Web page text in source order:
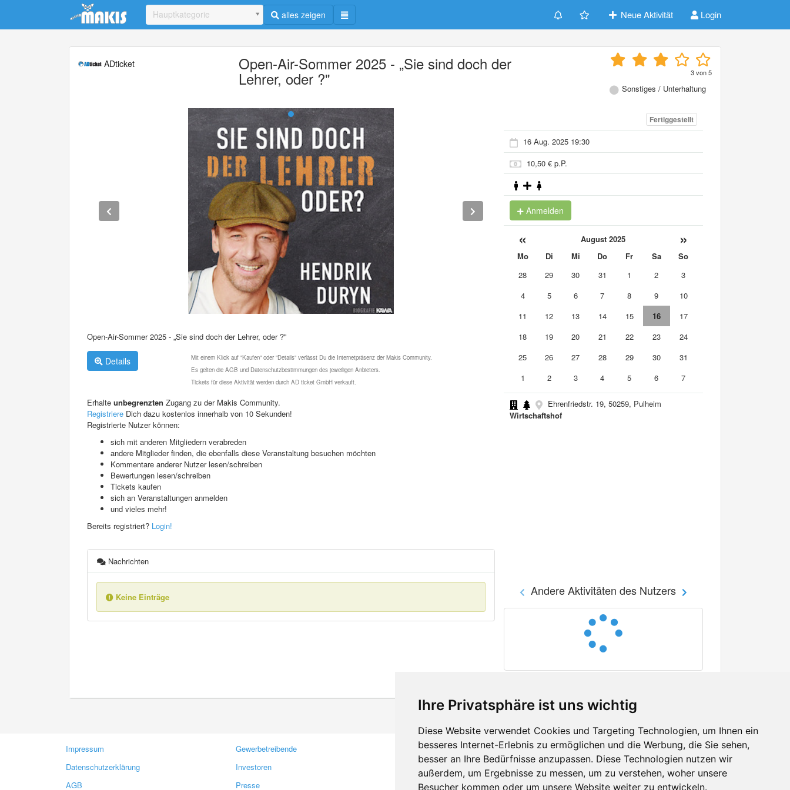
Ihre Privatsphäre ist uns wichtig
Diese Website verwendet Cookies und Targeting Technologien, um Ihnen ein
besseres Internet-Erlebnis zu ermöglichen und die Werbung, die Sie sehen,
besser an Ihre Bedürfnisse anzupassen. Diese Technologien nutzen wir
außerdem, um Ergebnisse zu messen, um zu verstehen, woher unsere
Besucher kommen oder um unsere Website weiter zu entwickeln.
Update cookies preferences
Hauptkategorie alles zeigen Neue Aktivität Login
ADticket Open-Air-Sommer 2025 - „Sie sind doch der
Lehrer, oder ?" 3von5
Sonstiges / Unterhaltung
Open-Air-Sommer 2025 - „Sie sind doch der Lehrer, oder ?"
Details
Mit einem Klick auf "Kaufen" oder "Details" verlässt Du die Internetpräsenz der Makis Community.
Es gelten die AGB und Datenschutzbestimmungen des jeweiligen Anbieters.
Tickets für diese Aktivität werden durch AD ticket GmbH verkauft.
Erhalte unbegrenzten Zugang zu der Makis Community.
Registriere Dich dazu kostenlos innerhalb von 10 Sekunden!
Registrierte Nutzer können:
sich mit anderen Mitgliedern verabreden
andere Mitglieder finden, die ebenfalls diese Veranstaltung besuchen möchten
Kommentare anderer Nutzer lesen/schreiben
Bewertungen lesen/schreiben
Tickets kaufen
sich an Veranstaltungen anmelden
und vieles mehr!
Bereits registriert? Login!
Nachrichten
Keine Einträge
Fertiggestellt
16 Aug. 2025 19:30
10,50 € p.P.
Anmelden
« August 2025 »
Mo Di Mi Do Fr Sa
So
28
29 30 31 1 2
3
4
5 6 7 8 9
10
11
12 13 14 15 16
17
18
19 20 21 22 23
24
25
26 27 28 29 30
31
1
2 3 4 5 6 7
Ehrenfriedstr. 19, 50259, Pulheim
Wirtschaftshof
Andere Aktivitäten des Nutzers
Impressum
Datenschutzerklärung
AGB
Gewerbetreibende
Investoren
Presse
Kontakt
Feedback
Fehler melden
Facebook
Twitter
YouTube